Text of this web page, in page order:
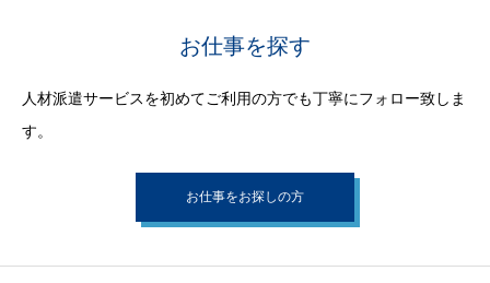
お仕事を探す
人材派遣サービスを初めてご利用の方でも丁寧にフォロー致しま
す。
お仕事をお探しの方